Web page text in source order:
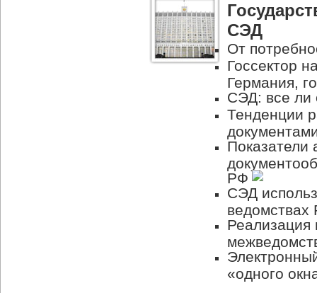
СЭД
От
Госсектор
Германия,
СЭД: все ли
Тенденции
Показатели
РФ
СЭД
ведомствах
Реализация
«одного